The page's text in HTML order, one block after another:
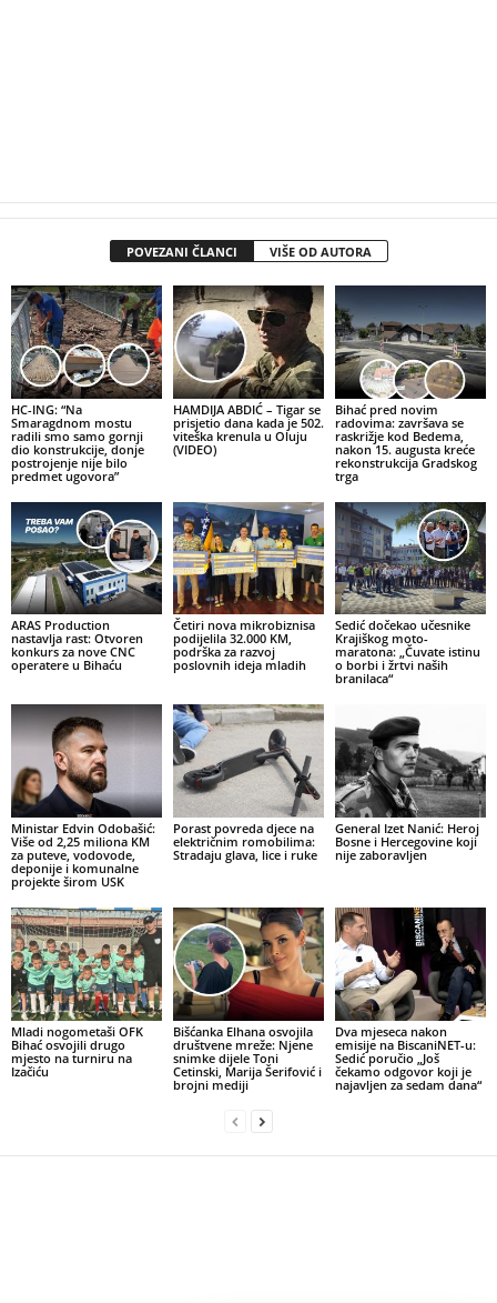
POVEZANI ČLANCI VIŠE OD AUTORA
HC-ING: “Na
Smaragdnom mostu
radili smo samo gornji
dio konstrukcije, donje
postrojenje nije bilo
predmet ugovora”
HAMDIJA ABDIĆ – Tigar se
prisjetio dana kada je 502.
viteška krenula u Oluju
(VIDEO)
Bihać pred novim
radovima: završava se
raskrižje kod Bedema,
nakon 15. augusta kreće
rekonstrukcija Gradskog
trga
ARAS Production
nastavlja rast: Otvoren
konkurs za nove CNC
operatere u Bihaću
Četiri nova mikrobiznisa
podijelila 32.000 KM,
podrška za razvoj
poslovnih ideja mladih
Sedić dočekao učesnike
Krajiškog moto-
maratona: „Čuvate istinu
o borbi i žrtvi naših
branilaca“
Ministar Edvin Odobašić:
Više od 2,25 miliona KM
za puteve, vodovode,
deponije i komunalne
projekte širom USK
Porast povreda djece na
električnim romobilima:
Stradaju glava, lice i ruke
General Izet Nanić: Heroj
Bosne i Hercegovine koji
nije zaboravljen
Mladi nogometaši OFK
Bihać osvojili drugo
mjesto na turniru na
Izačiću
Bišćanka Elhana osvojila
društvene mreže: Njene
snimke dijele Toni
Cetinski, Marija Šerifović i
brojni mediji
Dva mjeseca nakon
emisije na BiscaniNET-u:
Sedić poručio „Još
čekamo odgovor koji je
najavljen za sedam dana“